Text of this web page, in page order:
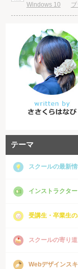
Windows 10
テーマ
スクールの最新
インストラクタ
受講生・卒業生
スクールの寄り
Webデザインス